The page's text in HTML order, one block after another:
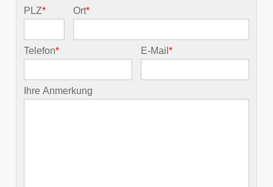
PLZ* Ort*
Telefon* E-Mail*
Ihre Anmerkung